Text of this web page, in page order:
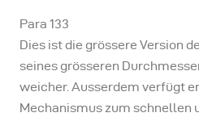
Para 133
Dies ist die grössere Version
seines grösseren
weicher. Ausserdem verfügt
Mechanismus zum schnellen